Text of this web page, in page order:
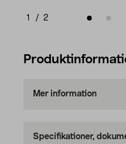
1 / 2
Mer information
Specifikationer,